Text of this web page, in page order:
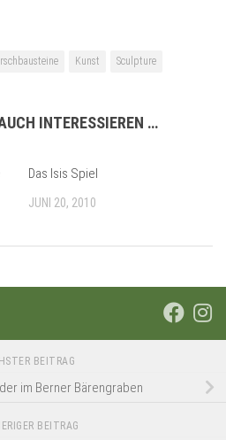
Kunst Sculpture
INTERESSIEREN …
Das Isis Spiel
JUNI 20, 2010
BEITRAG
im Berner Bärengraben
BEITRAG